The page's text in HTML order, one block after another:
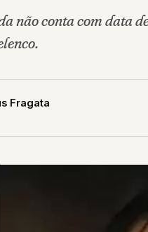
não conta com data
Fragata